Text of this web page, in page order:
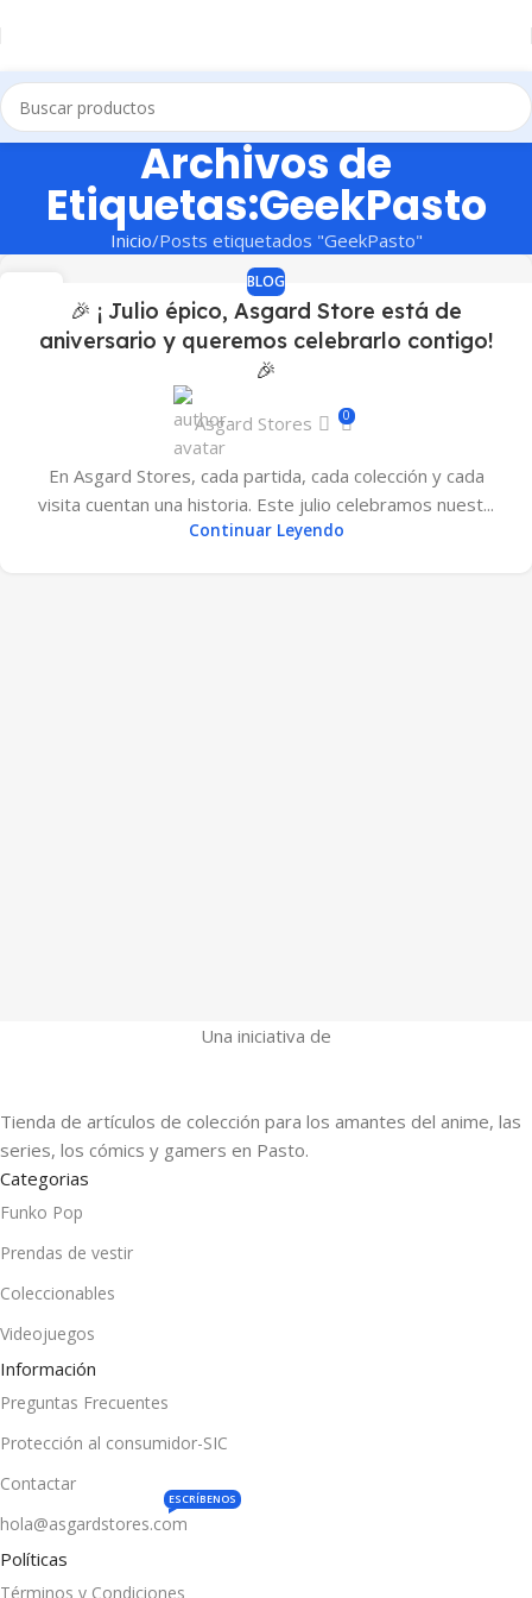
Archivos de
Etiquetas:GeekPasto
Inicio Posts etiquetados "GeekPasto"
BLOG
🎉 ¡ Julio épico, Asgard Store está de
aniversario y queremos celebrarlo contigo!
🎉
Asgard Stores 0
En Asgard Stores, cada partida, cada colección y cada
visita cuentan una historia. Este julio celebramos nuest...
Continuar Leyendo
Una iniciativa de
Tienda de artículos de colección para los amantes del anime, las
series, los cómics y gamers en Pasto.
Categorias
Funko Pop
Prendas de vestir
Coleccionables
Videojuegos
Información
Preguntas Frecuentes
Protección al consumidor-SIC
Contactar
hola@asgardstores.com
ESCRÍBENOS
Políticas
Términos y Condiciones